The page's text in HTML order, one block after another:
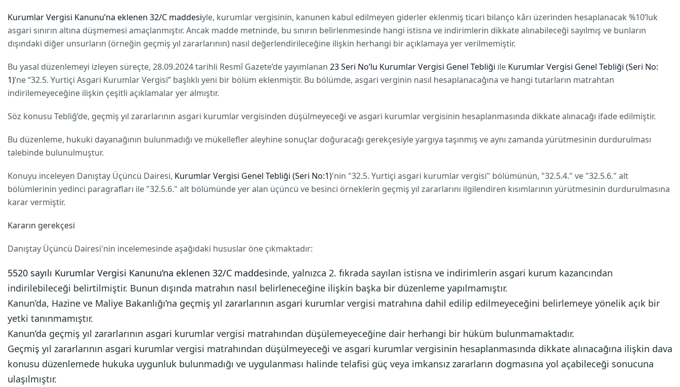
Kurumlar Vergisi Kanunu’na eklenen 32/C maddesiyle, kurumlar vergisinin, kanunen kabul edilmeyen giderler eklenmiş ticari bilanço kârı üzerinden hesaplanacak %10’luk
asgari sınırın altına düşmemesi amaçlanmıştır. Ancak madde metninde, bu sınırın belirlenmesinde hangi istisna ve indirimlerin dikkate alınabileceği sayılmış ve bunların
dışındaki diğer unsurların (örneğin geçmiş yıl zararlarının) nasıl değerlendirileceğine ilişkin herhangi bir açıklamaya yer verilmemiştir.
Bu yasal düzenlemeyi izleyen süreçte, 28.09.2024 tarihli Resmî Gazete’de yayımlanan 23 Seri No’lu Kurumlar Vergisi Genel Tebliği ile Kurumlar Vergisi Genel Tebliği (Seri No:
1)’ne “32.5. Yurtiçi Asgari Kurumlar Vergisi” başlıklı yeni bir bölüm eklenmiştir. Bu bölümde, asgari verginin nasıl hesaplanacağına ve hangi tutarların matrahtan
indirilemeyeceğine ilişkin çeşitli açıklamalar yer almıştır.
Söz konusu Tebliğ’de, geçmiş yıl zararlarının asgari kurumlar vergisinden düşülmeyeceği ve asgari kurumlar vergisinin hesaplanmasında dikkate alınacağı ifade edilmiştir.
Bu düzenleme, hukuki dayanağının bulunmadığı ve mükellefler aleyhine sonuçlar doğuracağı gerekçesiyle yargıya taşınmış ve aynı zamanda yürütmesinin durdurulması
talebinde bulunulmuştur.
Konuyu inceleyen Danıştay Üçüncü Dairesi, Kurumlar Vergisi Genel Tebliği (Seri No:1)'nin "32.5. Yurtiçi asgari kurumlar vergisi" bölümünün, "32.5.4." ve "32.5.6." alt
bölümlerinin yedinci paragrafları ile "32.5.6." alt bölümünde yer alan üçüncü ve besinci örneklerin geçmiş yıl zararlarını ilgilendiren kısımlarının yürütmesinin durdurulmasına
karar vermiştir.
Kararın gerekçesi
Danıştay Üçüncü Dairesi'nin incelemesinde aşağıdaki hususlar öne çıkmaktadır:
5520 sayılı Kurumlar Vergisi Kanunu’na eklenen 32/C maddesinde, yalnızca 2. fıkrada sayılan istisna ve indirimlerin asgari kurum kazancından
indirilebileceği belirtilmiştir. Bunun dışında matrahın nasıl belirleneceğine ilişkin başka bir düzenleme yapılmamıştır.
Kanun’da, Hazine ve Maliye Bakanlığı’na geçmiş yıl zararlarının asgari kurumlar vergisi matrahına dahil edilip edilmeyeceğini belirlemeye yönelik açık bir
yetki tanınmamıştır.
Kanun’da geçmiş yıl zararlarının asgari kurumlar vergisi matrahından düşülemeyeceğine dair herhangi bir hüküm bulunmamaktadır.
Geçmiş yıl zararlarının asgari kurumlar vergisi matrahından düşülmeyeceği ve asgari kurumlar vergisinin hesaplanmasında dikkate alınacağına ilişkin dava
konusu düzenlemede hukuka uygunluk bulunmadığı ve uygulanması halinde telafisi güç veya imkansız zararların dogmasına yol açabileceği sonucuna
ulaşılmıştır.